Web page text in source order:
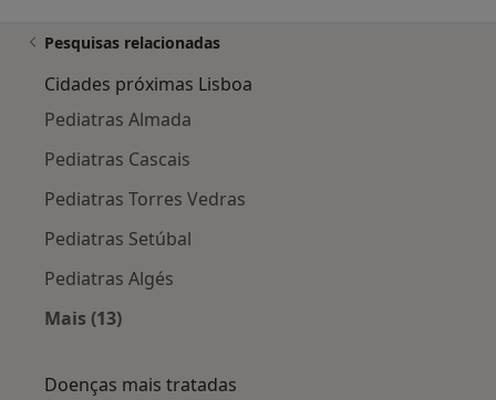
Pesquisas relacionadas
Cidades próximas Lisboa
Pediatras Almada
Pediatras Cascais
Pediatras Torres Vedras
Pediatras Setúbal
Pediatras Algés
Mais (13)
Doenças mais tratadas